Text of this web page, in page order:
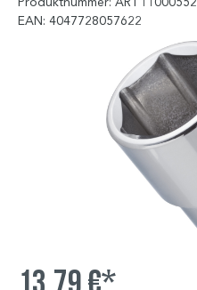
EAN: 4047728057622
13,79 €*